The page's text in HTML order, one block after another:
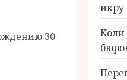
30
икру
Коли